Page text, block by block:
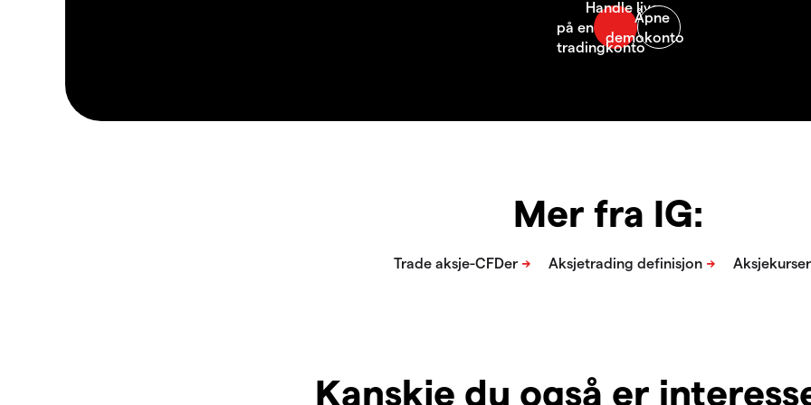
Mer fra IG:
Kanskje du også er